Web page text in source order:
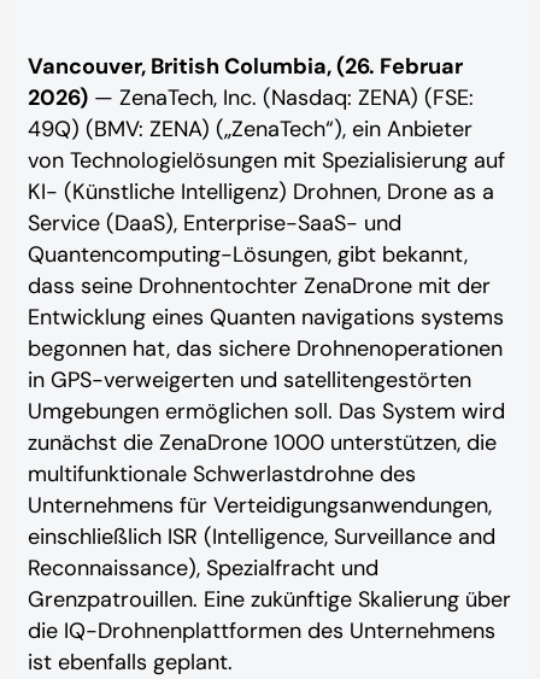
Vancouver, British Columbia, (26. Februar
2026)— ZenaTech, Inc. (Nasdaq: ZENA) (FSE:
49Q) (BMV: ZENA) („ZenaTech“), ein Anbieter
von Technologielösungen mit Spezialisierung auf
KI- (Künstliche Intelligenz) Drohnen, Drone as a
Service (DaaS), Enterprise-SaaS- und
Quantencomputing-Lösungen, gibt bekannt,
dass seine Drohnentochter ZenaDrone mit der
Entwicklung eines Quanten navigations systems
begonnen hat, das sichere Drohnenoperationen
in GPS-verweigerten und satellitengestörten
Umgebungen ermöglichen soll. Das System wird
zunächst die ZenaDrone 1000 unterstützen, die
multifunktionale Schwerlastdrohne des
Unternehmens für Verteidigungsanwendungen,
einschließlich ISR (Intelligence, Surveillance and
Reconnaissance), Spezialfracht und
Grenzpatrouillen. Eine zukünftige Skalierung über
die IQ-Drohnenplattformen des Unternehmens
ist ebenfalls geplant.